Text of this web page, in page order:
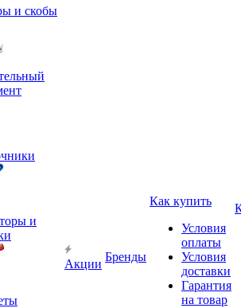
и скобы
и
Акции
Бренды
Как купить
Условия
оплаты
Условия
доставки
Гарантия
на товар